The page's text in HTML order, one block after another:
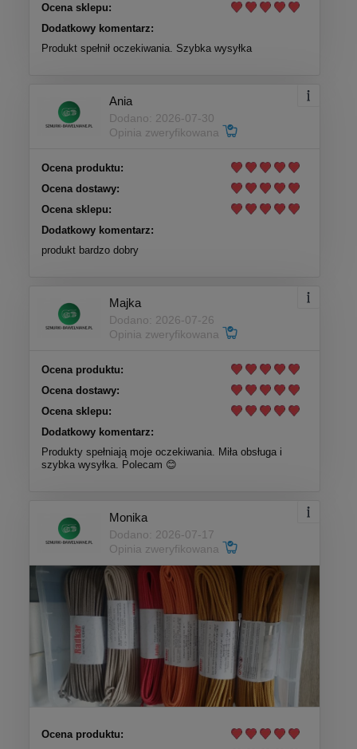
Ocena sklepu:
Dodatkowy komentarz:
Produkt spełnił oczekiwania. Szybka wysyłka
Ania
Dodano: 2026-07-30
Opinia zweryfikowana
Ocena produktu:
Ocena dostawy:
Ocena sklepu:
Dodatkowy komentarz:
produkt bardzo dobry
Majka
Dodano: 2026-07-26
Opinia zweryfikowana
Ocena produktu:
Ocena dostawy:
Ocena sklepu:
Dodatkowy komentarz:
Produkty spełniają moje oczekiwania. Miła obsługa i
szybka wysyłka. Polecam 😊
Monika
Dodano: 2026-07-17
Opinia zweryfikowana
Ocena produktu: